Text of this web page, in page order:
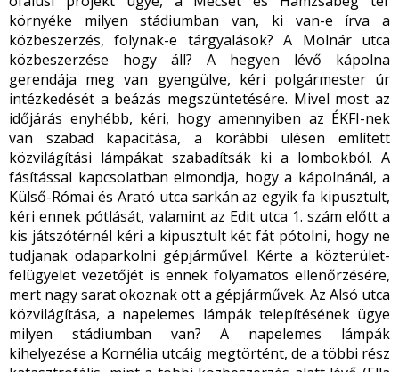
környéke milyen stádiumban van, ki van-e írva a
közbeszerzés, folynak-e tárgyalások? A Molnár utca
közbeszerzése hogy áll? A hegyen lévő kápolna
gerendája meg van gyengülve, kéri polgármester úr
intézkedését a beázás megszüntetésére. Mivel most az
időjárás enyhébb, kéri, hogy amennyiben az ÉKFI-nek
van szabad kapacitása, a korábbi ülésen említett
közvilágítási lámpákat szabadítsák ki a lombokból. A
fásítással kapcsolatban elmondja, hogy a kápolnánál, a
Külső-Római és Arató utca sarkán az egyik fa kipusztult,
kéri ennek pótlását, valamint az Edit utca 1. szám előtt a
kis játszótérnél kéri a kipusztult két fát pótolni, hogy ne
tudjanak odaparkolni gépjárművel. Kérte a közterület-
felügyelet vezetőjét is ennek folyamatos ellenőrzésére,
mert nagy sarat okoznak ott a gépjárművek. Az Alsó utca
közvilágítása, a napelemes lámpák telepítésének ügye
milyen stádiumban van? A napelemes lámpák
kihelyezése a Kornélia utcáig megtörtént, de a többi rész